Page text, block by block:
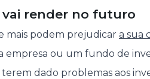
vai render no futuro
mais podem prejudicar a sua
empresa ou um fundo de
dado problemas aos